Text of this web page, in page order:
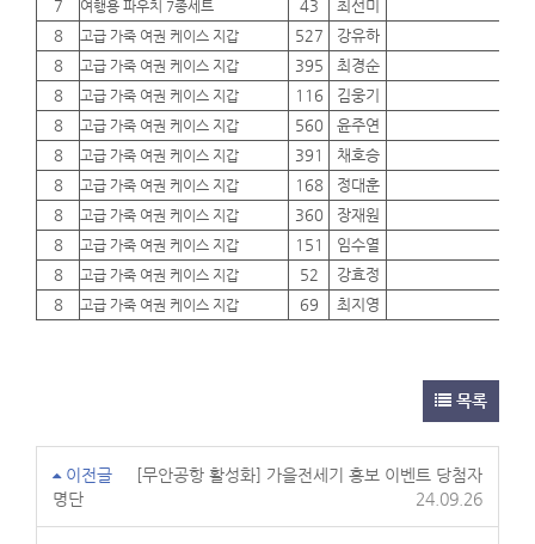
7
여행용 파우치 7종세트 43 최선미
8
고급 가죽 여권 케이스 지갑 527 강유하
8
고급 가죽 여권 케이스 지갑 395 최경순
8
고급 가죽 여권 케이스 지갑 116 김웅기
8
고급 가죽 여권 케이스 지갑 560 윤주연
8
고급 가죽 여권 케이스 지갑 391 채호승
8
고급 가죽 여권 케이스 지갑 168 정대훈
8
고급 가죽 여권 케이스 지갑 360 장재원
8
고급 가죽 여권 케이스 지갑 151 임수열
8
고급 가죽 여권 케이스 지갑 52 강효정
8
고급 가죽 여권 케이스 지갑 69 최지영
목록
이전글
[무안공항 활성화] 가을전세기 홍보 이벤트 당첨자
명단
24.09.26